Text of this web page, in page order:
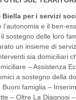
Biella per i servizi
l’autonomia e il ben-
sostegno delle loro
un insieme di
sia domiciliari
– Assistenza
a sostegno della
Buoni famiglia –
– Oltre La Diagnosi